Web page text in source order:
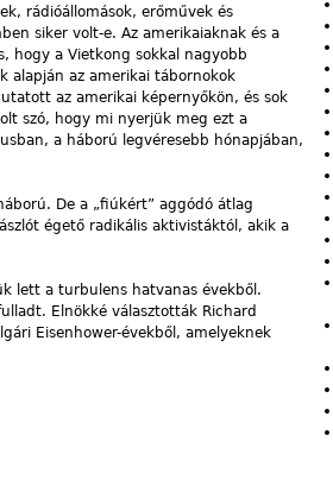
rádióállomások, erőművek és
siker volt-e. Az amerikaiaknak és a
hogy a Vietkong sokkal nagyobb
alapján az amerikai tábornokok
az amerikai képernyőkön, és sok
szó, hogy mi nyerjük meg ezt a
a háború legvéresebb hónapjában,
De a „fiúkért” aggódó átlag
égető radikális aktivistáktól, akik a
lett a turbulens hatvanas évekből.
Elnökké választották Richard
Eisenhower-évekből, amelyeknek